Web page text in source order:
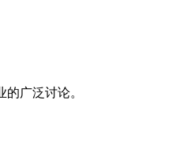
广泛讨论。